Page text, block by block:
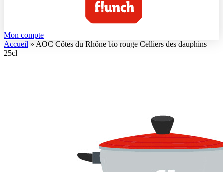
Mon compte
Accueil » AOC Côtes du Rhône bio rouge Celliers des dauphins
25cl